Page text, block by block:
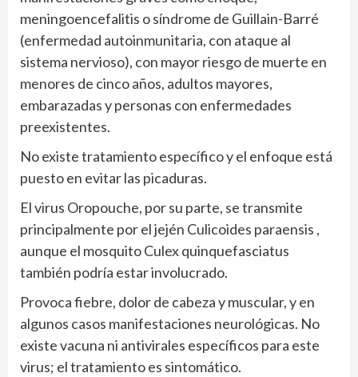
meningoencefalitis o síndrome de Guillain-Barré
(enfermedad autoinmunitaria, con ataque al
sistema nervioso), con mayor riesgo de muerte en
menores de cinco años, adultos mayores,
embarazadas y personas con enfermedades
preexistentes.
No existe tratamiento específico y el enfoque está
puesto en evitar las picaduras.
El virus Oropouche, por su parte, se transmite
principalmente por el jején Culicoides paraensis ,
aunque el mosquito Culex quinquefasciatus
también podría estar involucrado.
Provoca fiebre, dolor de cabeza y muscular, y en
algunos casos manifestaciones neurológicas. No
existe vacuna ni antivirales específicos para este
virus; el tratamiento es sintomático.